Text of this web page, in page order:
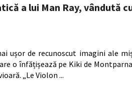
a lui Man Ray, vândută
ușor de recunoscut imagini ale
o înfățișează pe Kiki de
„Le Violon